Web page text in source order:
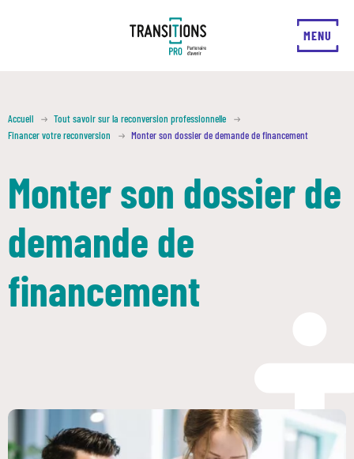
MENU
FERMER
Accueil
Tout savoir sur la reconversion professionnelle
Financer votre reconversion
Monter son dossier de demande de financement
Monter son dossier de
demande de
financement